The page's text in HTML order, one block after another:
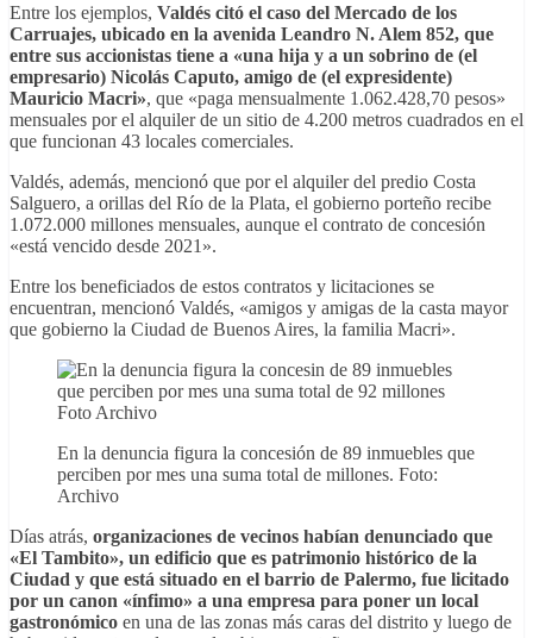
Entre los ejemplos, Valdés citó el caso del Mercado de los
Carruajes, ubicado en la avenida Leandro N. Alem 852, que
entre sus accionistas tiene a «una hija y a un sobrino de (el
empresario) Nicolás Caputo, amigo de (el expresidente)
Mauricio Macri», que «paga mensualmente 1.062.428,70 pesos»
mensuales por el alquiler de un sitio de 4.200 metros cuadrados en el
que funcionan 43 locales comerciales.
Valdés, además, mencionó que por el alquiler del predio Costa
Salguero, a orillas del Río de la Plata, el gobierno porteño recibe
1.072.000 millones mensuales, aunque el contrato de concesión
«está vencido desde 2021».
Entre los beneficiados de estos contratos y licitaciones se
encuentran, mencionó Valdés, «amigos y amigas de la casta mayor
que gobierno la Ciudad de Buenos Aires, la familia Macri».
En la denuncia figura la concesión de 89 inmuebles que
perciben por mes una suma total de millones. Foto:
Archivo
Días atrás, organizaciones de vecinos habían denunciado que
«El Tambito», un edificio que es patrimonio histórico de la
Ciudad y que está situado en el barrio de Palermo, fue licitado
por un canon «ínfimo» a una empresa para poner un local
gastronómico en una de las zonas más caras del distrito y luego de